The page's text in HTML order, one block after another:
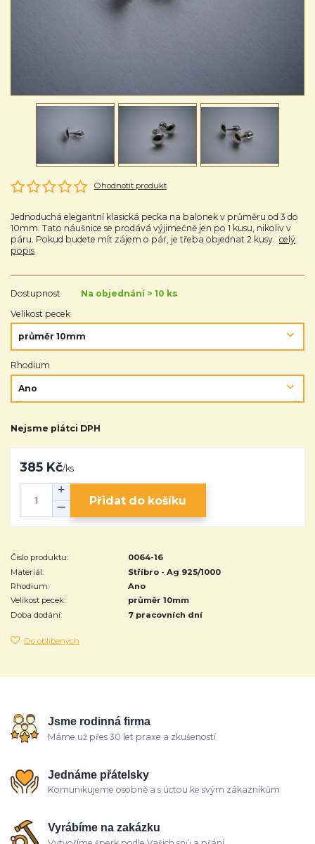
Ohodnotit produkt
Jednoduchá elegantní klasická pecka na balonek v průměru od 3 do
10mm. Tato náušnice se prodává výjimečně jen po 1 kusu, nikoliv v
páru. Pokud budete mít zájem o pár, je třeba objednat 2 kusy. celý
popis
Dostupnost
Na objednání > 10 ks
Velikost pecek
Rhodium
Nejsme plátci DPH
385 Kč/ks
Přidat do košíku
Číslo produktu:
0064-16
Materiál:
Stříbro - Ag 925/1000
Rhodium:
Ano
Velikost pecek:
průměr 10mm
Doba dodání:
7 pracovních dní
Do oblíbených
Jsme rodinná firma
Máme už přes 30 let praxe a zkušeností
Jednáme přátelsky
Komunikujeme osobně a s úctou ke svým zákazníkům
Vyrábíme na zakázku